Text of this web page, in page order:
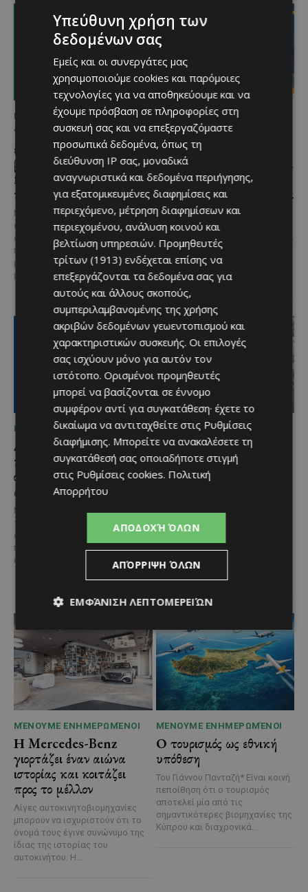
ΜΈΝΟΥΜΕ ΚΎΠΡΟ
Τα Λεύκαρα
ετοιμάζονται για μία
βραδιά γεμάτη street
food, μουσική και
καλοκαιρινή διάθεση
Μία από τις πιο γευστικές
εκδηλώσεις του καλοκαιριού
επιστρέφει στα Λεύκαρα,
προσκαλώντας μικρούς και
μεγάλους να απολαύσουν
μοναδικές...
ΜΈΝΟΥΜΕ ΚΎΠΡΟ
Το 10ο Φεστιβάλ
Αγροτικού Πολιτισμού
επιστρέφει στον Πρωταρά
με μουσική,
παραδοσιακές γεύσεις και
πλούσιο πρόγραμμα
Η κυπριακή παράδοση δίνει ξανά
ραντεβού στον Πρωταρά, καθώς
το 10ο Φεστιβάλ Αγροτικού
Πολιτισμού θα πραγματοποιηθεί
στις 2...
ΜΈΝΟΥΜΕ ΕΝΗΜΕΡΩΜΈΝΟΙ
Διεθνώς αναγνωρισμένα
κρασιά στην κορυφαία
σχέση ποιότητας-τιμής
από τη Lidl Κύπρου
Με σφραγίδα ποιότητας από
τους Masters of Wine, η κάβα της
εταιρείας συνδυάζει εξαιρετική
ποικιλία, διεθνείς διακρίσεις
και...
ΜΈΝΟΥΜΕ ΕΝΗΜΕΡΩΜΈΝΟΙ
Ξεκίνησε η
αντικατάσταση 100
χιλιομέτρων δικτύου
Έργο προϋπολογισμού €9,2 εκατ.
Ε.Ε. Με τελετή που
πραγματοποιήθηκε το πρωί της
ΜΈΝΟΥΜΕ ΕΝΗΜΕΡΩΜΈΝΟΙ
Η Mercedes-Benz
γιορτάζει έναν αιώνα
ιστορίας και κοιτάζει
προς το μέλλον
Λίγες αυτοκινητοβιομηχανίες
μπορούν να ισχυριστούν ότι το
όνομά τους έγινε συνώνυμο της
ίδιας της ιστορίας του
αυτοκινήτου. Η...
ΜΈΝΟΥΜΕ ΕΝΗΜΕΡΩΜΈΝΟΙ
Ο τουρισμός ως εθνική
υπόθεση
Του Γιάννου Πανταζή* Είναι κοινή
πεποίθηση ότι ο τουρισμός
αποτελεί μία από τις
σημαντικότερες βιομηχανίες της
Κύπρου και διαχρονικά...
Υπεύθυνη χρήση των
δεδομένων σας
Εμείς και οι συνεργάτες μας
χρησιμοποιούμε cookies και παρόμοιες
τεχνολογίες για να αποθηκεύουμε και να
έχουμε πρόσβαση σε πληροφορίες στη
συσκευή σας και να επεξεργαζόμαστε
προσωπικά δεδομένα, όπως τη
διεύθυνση IP σας, μοναδικά
αναγνωριστικά και δεδομένα περιήγησης,
για εξατομικευμένες διαφημίσεις και
περιεχόμενο, μέτρηση διαφημίσεων και
περιεχομένου, ανάλυση κοινού και
βελτίωση υπηρεσιών. Προμηθευτές
τρίτων (1913) ενδέχεται επίσης να
επεξεργάζονται τα δεδομένα σας για
αυτούς και άλλους σκοπούς,
συμπεριλαμβανομένης της χρήσης
ακριβών δεδομένων γεωεντοπισμού και
χαρακτηριστικών συσκευής. Οι επιλογές
σας ισχύουν μόνο για αυτόν τον
ιστότοπο. Ορισμένοι προμηθευτές
μπορεί να βασίζονται σε έννομο
συμφέρον αντί για συγκατάθεση· έχετε το
δικαίωμα να αντιταχθείτε στις Ρυθμίσεις
διαφήμισης. Μπορείτε να ανακαλέσετε τη
συγκατάθεσή σας οποιαδήποτε στιγμή
στις Ρυθμίσεις cookies. Πολιτική
Απορρήτου
ΑΠΟΔΟΧΉ ΌΛΩΝ
ΑΠΌΡΡΙΨΗ ΌΛΩΝ
ΕΜΦΆΝΙΣΗ ΛΕΠΤΟΜΕΡΕΙΏΝ